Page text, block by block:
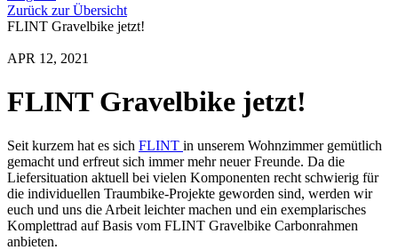
Zurück zur Übersicht
FLINT Gravelbike jetzt!
APR 12, 2021
FLINT Gravelbike jetzt!
Seit kurzem hat es sich FLINT in unserem Wohnzimmer gemütlich
gemacht und erfreut sich immer mehr neuer Freunde. Da die
Liefersituation aktuell bei vielen Komponenten recht schwierig für
die individuellen Traumbike-Projekte geworden sind, werden wir
euch und uns die Arbeit leichter machen und ein exemplarisches
Komplettrad auf Basis vom FLINT Gravelbike Carbonrahmen
anbieten.